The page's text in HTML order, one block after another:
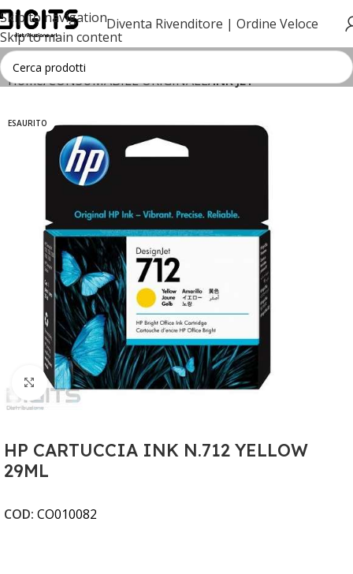
Skip to navigation
Skip to main content
Diventa Rivenditore | Ordine Veloce
Home CONSUMABILE ORIGINALE INK JET
ESAURITO
Clicca per ingrandire
HP CARTUCCIA INK N.712 YELLOW
29ML
COD: CO010082